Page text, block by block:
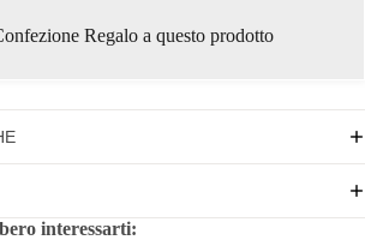
Regalo a questo prodotto
interessarti: